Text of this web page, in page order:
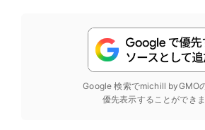
Google 検索でmichill byGMO
優先表示することができ